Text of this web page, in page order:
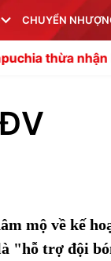
CHUYỂN
không tìm
mộ về kế
"hỗ trợ đội